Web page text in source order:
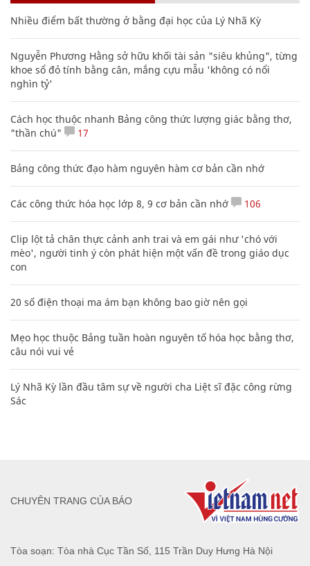
Nhiều điểm bất thường ở bằng đại học của Lý Nhã Kỳ
Nguyễn Phương Hằng sở hữu khối tài sản "siêu khủng", từng
khoe sổ đỏ tính bằng cân, mắng cựu mẫu 'không có nổi
nghìn tỷ'
Cách học thuộc nhanh Bảng công thức lượng giác bằng thơ,
"thần chú"
17
Bảng công thức đạo hàm nguyên hàm cơ bản cần nhớ
Các công thức hóa học lớp 8, 9 cơ bản cần nhớ 106
Clip lột tả chân thực cảnh anh trai và em gái như 'chó với
mèo', người tinh ý còn phát hiện một vấn đề trong giáo dục
con
20 số điện thoại ma ám bạn không bao giờ nên gọi
Mẹo học thuộc Bảng tuần hoàn nguyên tố hóa học bằng thơ,
câu nói vui vẻ
Lý Nhã Kỳ lần đầu tâm sự về người cha Liệt sĩ đặc công rừng
Sác
Tòa soạn: Tòa nhà Cục Tần Số, 115 Trần Duy Hưng Hà Nội
CHUYÊN TRANG CỦA BÁO